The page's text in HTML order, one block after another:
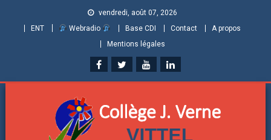
vendredi, août 07, 2026
ENT
Webradio Base CDI Contact
A propos
Mentions légales